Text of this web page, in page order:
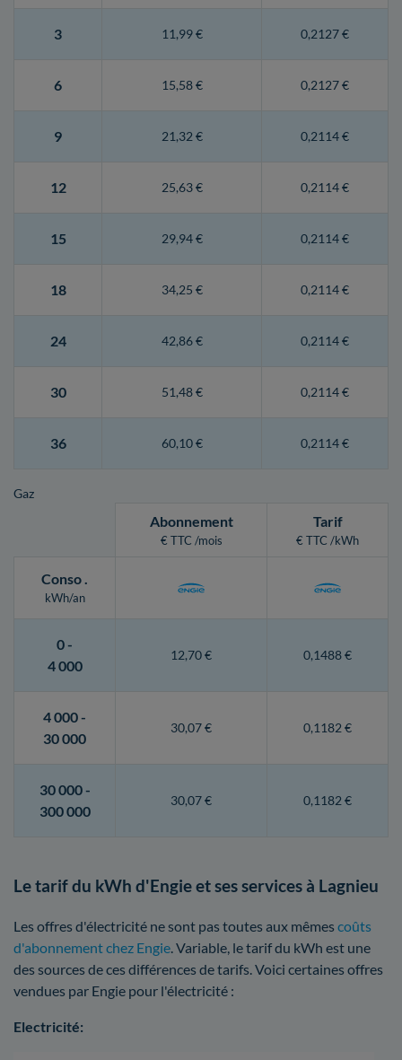
3 11,99 € 0,2127 €
6 15,58 € 0,2127 €
9 21,32 € 0,2114 €
12 25,63 € 0,2114 €
15 29,94 € 0,2114 €
18 34,25 € 0,2114 €
24 42,86 € 0,2114 €
30 51,48 € 0,2114 €
36 60,10 € 0,2114 €
Gaz
Abonnement
€ TTC /mois
Tarif
€ TTC /kWh
Conso.
kWh/an
0 -
4 000
12,70 € 0,1488 €
4 000 -
30 000
30,07 € 0,1182 €
30 000 -
300 000
30,07 € 0,1182 €
Le tarif du kWh d'Engie et ses services à Lagnieu
Les offres d'électricité ne sont pas toutes aux mêmes coûts
d'abonnement chez Engie. Variable, le tarif du kWh est une
des sources de ces différences de tarifs. Voici certaines offres
vendues par Engie pour l'électricité :
Electricité: